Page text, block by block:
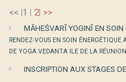
<< |1 | 2| >>
MĀHEŚVARĪ YOGINĪ EN SOIN
RENDEZ-VOUS EN SOIN
DE YOGA VEDANTA ILE DE LA RÉUNION
INSCRIPTION AUX STAGES